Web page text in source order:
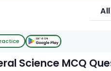
All
Science MCQ